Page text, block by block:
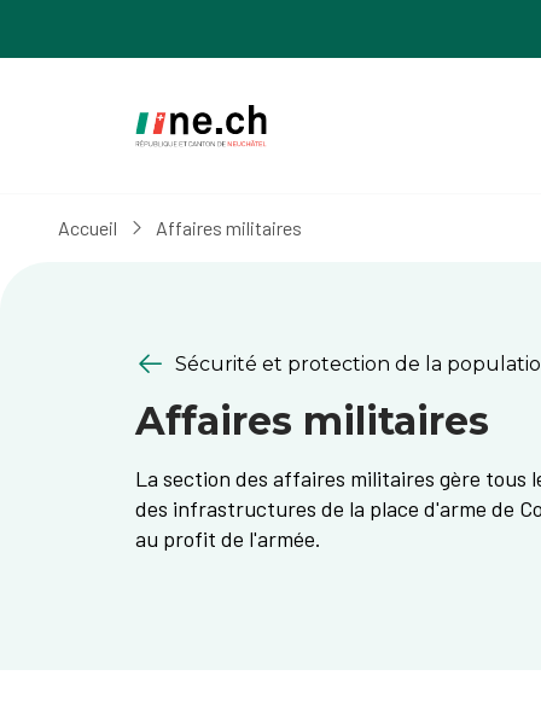
Accueil Affaires militaires
Sécurité et protection de la
Affaires militaires
La section des affaires militaires gère tous
des infrastructures de la place d'arme de
au profit de l'armée.